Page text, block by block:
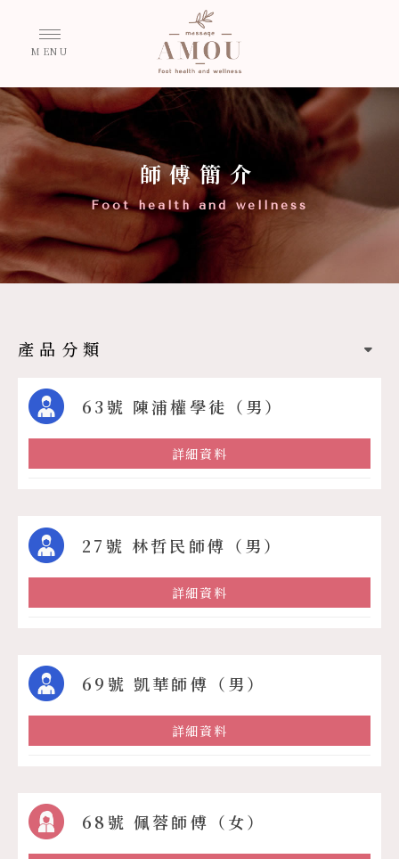
師傅簡介
產品分類
63號 陳浦權學徒（男）
詳細資料
27號 林哲民師傅（男）
詳細資料
69號 凱華師傅（男）
詳細資料
68號 佩蓉師傅（女）